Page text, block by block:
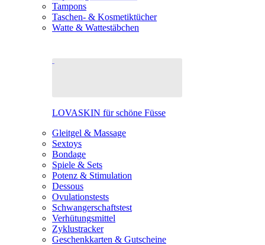
Tampons
Taschen- & Kosmetiktücher
Watte & Wattestäbchen
LOVASKIN für schöne Füsse
Gleitgel & Massage
Sextoys
Bondage
Spiele & Sets
Potenz & Stimulation
Dessous
Ovulationstests
Schwangerschaftstest
Verhütungsmittel
Zyklustracker
Geschenkkarten & Gutscheine